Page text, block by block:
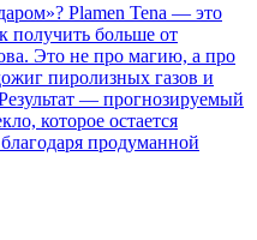
Plamen Tena — это
получить больше от
Это не про магию, а про
пиролизных газов и
— прогнозируемый
которое остается
продуманной